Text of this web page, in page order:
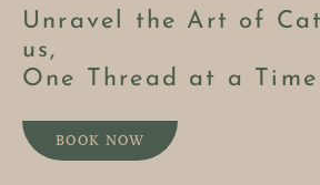
Unravel the Art of
us,
One Thread at a Time
BOOK NOW